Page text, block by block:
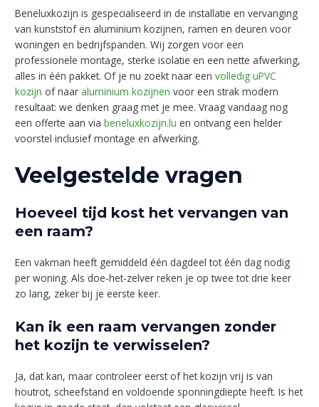
Beneluxkozijn is gespecialiseerd in de installatie en vervanging
van kunststof en aluminium kozijnen, ramen en deuren voor
woningen en bedrijfspanden. Wij zorgen voor een
professionele montage, sterke isolatie en een nette afwerking,
alles in één pakket. Of je nu zoekt naar eenvolledig uPVC
kozijn of naar aluminium kozijnen voor een strak modern
resultaat: we denken graag met je mee. Vraag vandaag nog
een offerte aan viabeneluxkozijn.lu en ontvang een helder
voorstel inclusief montage en afwerking.
Veelgestelde vragen
Hoeveel tijd kost het vervangen van
een raam?
Een vakman heeft gemiddeld één dagdeel tot één dag nodig
per woning. Als doe-het-zelver reken je op twee tot drie keer
zo lang, zeker bij je eerste keer.
Kan ik een raam vervangen zonder
het kozijn te verwisselen?
Ja, dat kan, maar controleer eerst of het kozijn vrij is van
houtrot, scheefstand en voldoende sponningdiepte heeft. Is het